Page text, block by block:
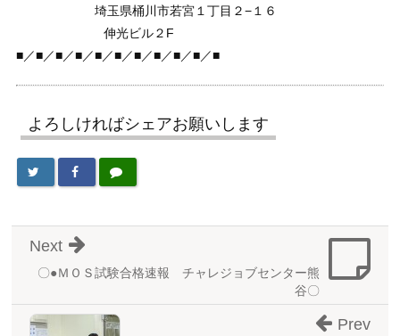
埼玉県桶川市若宮１丁目２−１６
伸光ビル２F
■／■／■／■／■／■／■／■／■／■／■
よろしければシェアお願いします
〇●ＭＯＳ試験合格速報 チャレジョブセンター熊
谷〇
Next
Prev